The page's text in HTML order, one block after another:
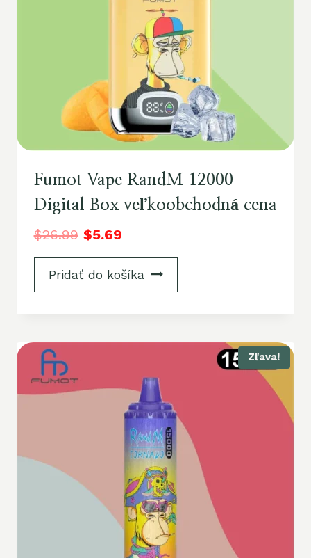
Fumot Vape RandM 12000
Digital Box veľkoobchodná cena
$26.99 $5.69
Pridať do košíka
Zľava!